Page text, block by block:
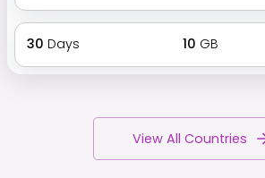
30 Days 10 GB
View All Countries